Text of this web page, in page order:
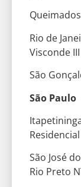
Rio de
Visconde III
São
São Paulo
São José
Rio Preto